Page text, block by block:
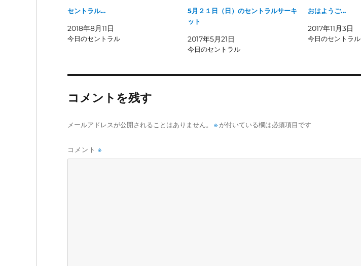
セントラル…
2018年8月11日
今日のセントラル
5月２１日（日）のセントラルサーキ
ット
2017年5月21日
今日のセントラル
おはようご…
2017年11月3日
今日のセントラル
コメントを残す
メールアドレスが公開されることはありません。 ※ が付いている欄は必須項目です
コメント ※